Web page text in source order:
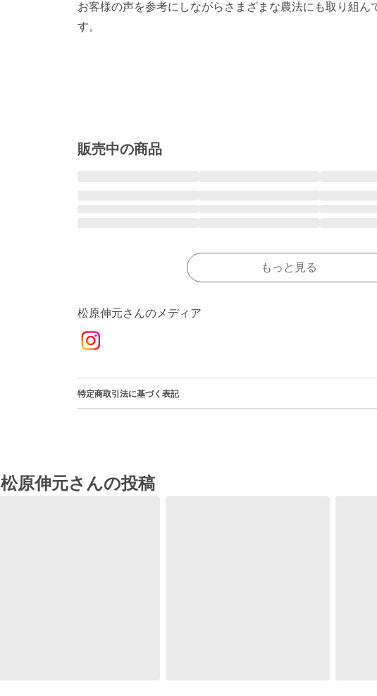
お客様の声を参考にしながらさまざまな農法にも取り組ん
す。
販売中の商品
もっと見る
松原伸元さんのメディア
特定商取引法に基づく表記
松原伸元さんの投稿